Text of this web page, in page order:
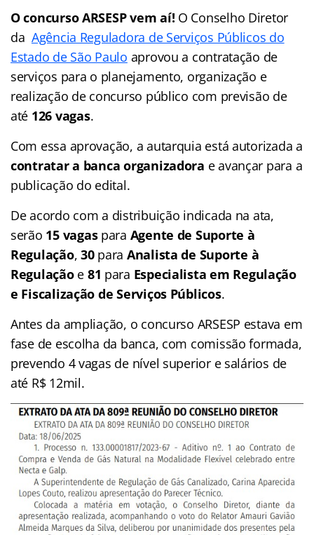
O concurso ARSESP vem aí! O Conselho Diretor
da Agência Reguladora de Serviços Públicos do
Estado de São Paulo aprovou a contratação de
serviços para o planejamento, organização e
realização de concurso público com previsão de
até 126 vagas.
Com essa aprovação, a autarquia está autorizada a
contratar a banca organizadora e avançar para a
publicação do edital.
De acordo com a distribuição indicada na ata,
serão 15 vagas para Agente de Suporte à
Regulação,30 para Analista de Suporte à
Regulaçãoe 81 para Especialista em Regulação
e Fiscalização de Serviços Públicos.
Antes da ampliação, o concurso ARSESP estava em
fase de escolha da banca, com comissão formada,
prevendo 4 vagas de nível superior e salários de
até R$ 12mil.